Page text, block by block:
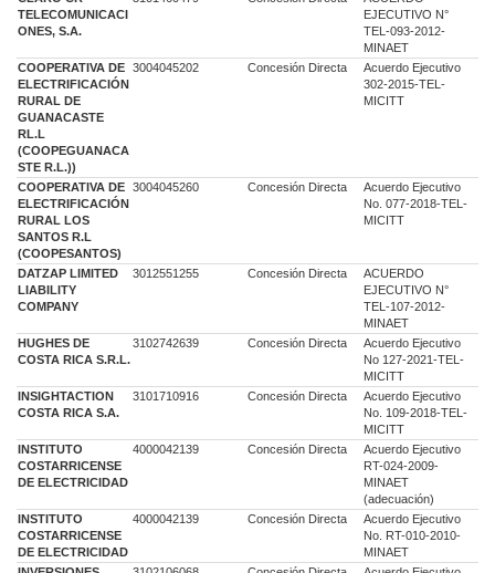
TELECOMUNICACI
ONES, S.A.
EJECUTIVO N°
TEL-093-2012-
MINAET
COOPERATIVA DE
ELECTRIFICACIÓN
RURAL DE
GUANACASTE
RL.L
(COOPEGUANACA
STE R.L.))
3004045202 Concesión Directa
Acuerdo Ejecutivo
302-2015-TEL-
MICITT
COOPERATIVA DE
ELECTRIFICACIÓN
RURAL LOS
SANTOS R.L
(COOPESANTOS)
3004045260 Concesión Directa
Acuerdo Ejecutivo
No. 077-2018-TEL-
MICITT
DATZAP LIMITED
LIABILITY
COMPANY
3012551255 Concesión Directa
ACUERDO
EJECUTIVO N°
TEL-107-2012-
MINAET
HUGHES DE
COSTA RICA S.R.L.
3102742639 Concesión Directa
Acuerdo Ejecutivo
No 127-2021-TEL-
MICITT
INSIGHTACTION
COSTA RICA S.A.
3101710916 Concesión Directa
Acuerdo Ejecutivo
No. 109-2018-TEL-
MICITT
INSTITUTO
COSTARRICENSE
DE ELECTRICIDAD
4000042139 Concesión Directa
Acuerdo Ejecutivo
RT-024-2009-
MINAET
(adecuación)
INSTITUTO
COSTARRICENSE
DE ELECTRICIDAD
4000042139 Concesión Directa
Acuerdo Ejecutivo
No. RT-010-2010-
MINAET